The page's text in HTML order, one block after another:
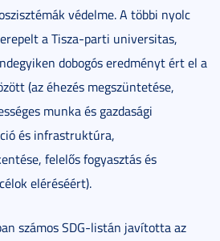
védelme. A többi nyolc
a Tisza-parti universitas,
dobogós eredményt ért el a
(az éhezés megszüntetése,
munka és gazdasági
és infrastruktúra,
felelős fogyasztás és
eléréséért).
számos SDG-listán javította az